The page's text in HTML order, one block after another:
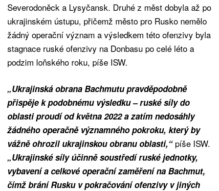
Severodoněck a Lysyčansk. Druhé z měst dobyla až po
ukrajinském ústupu, přičemž město pro Rusko nemělo
žádný operační význam a výsledkem této ofenzivy byla
stagnace ruské ofenzivy na Donbasu po celé léto a
podzim loňského roku, píše ISW.
„Ukrajinská obrana Bachmutu pravděpodobně
přispěje k podobnému výsledku – ruské síly do
oblasti proudí od května 2022 a zatím nedosáhly
žádného operačně významného pokroku, který by
vážně ohrozil ukrajinskou obranu oblasti,“píše ISW.
„Ukrajinské síly účinně soustředí ruské jednotky,
vybavení a celkové operační zaměření na Bachmut,
čímž brání Rusku v pokračování ofenzivy v jiných